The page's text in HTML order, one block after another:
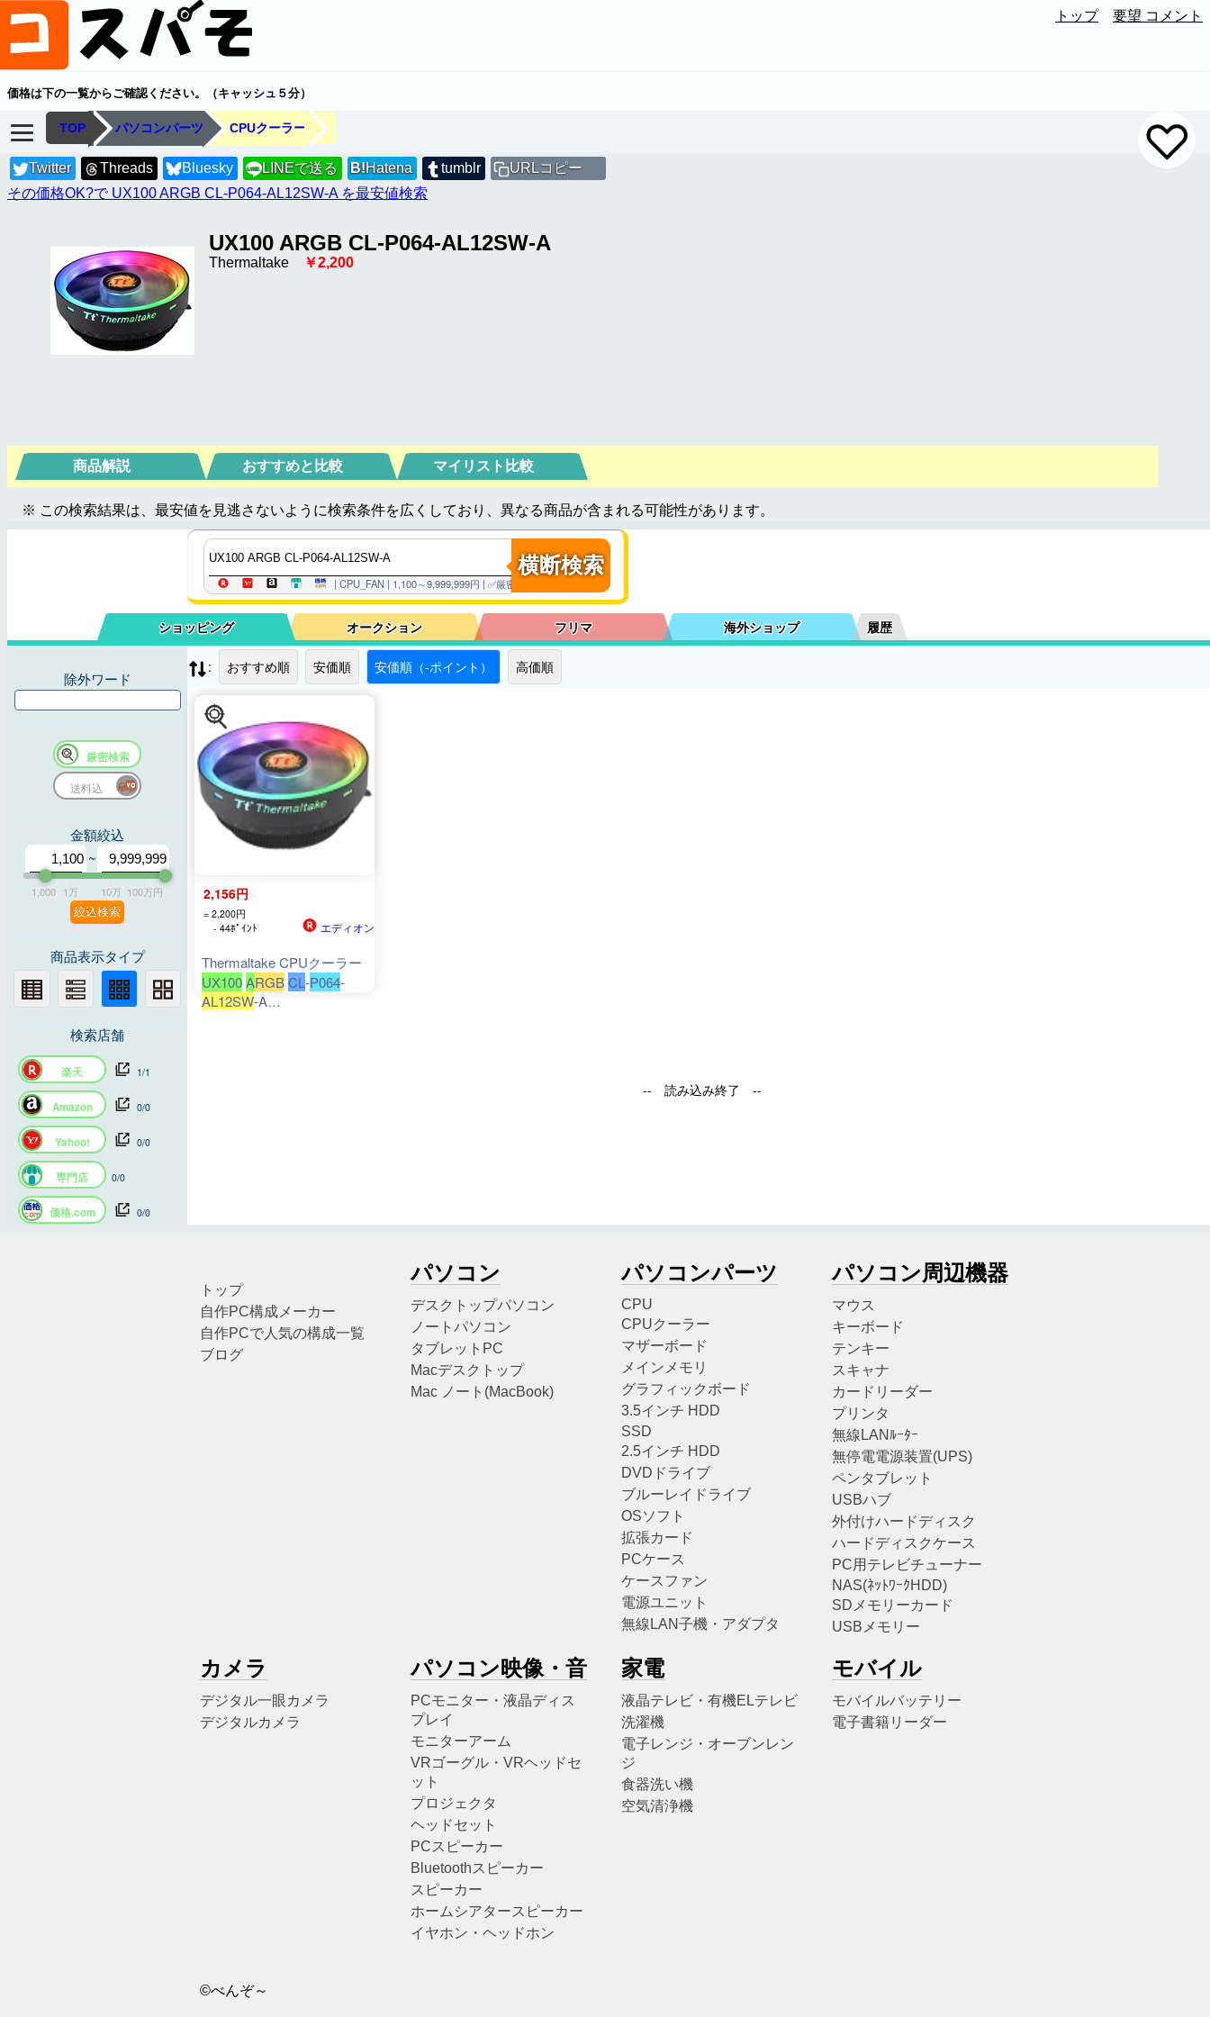
トップ 要望 コメント
価格は下の一覧からご確認ください。（キャッシュ５分）
TOP パソコンパーツ CPUクーラー
Twitter Threads Bluesky LINE LINEで送る B!Hatena tumblr
URLコピー
その価格OK?で UX100 ARGB CL-P064-AL12SW-A を最安値検索
UX100 ARGB CL-P064-AL12SW-A
Thermaltake ￥2,200
商品解説 おすすめと比較 マイリスト比較
※ この検索結果は、最安値を見逃さないように検索条件を広くしており、異なる商品が含まれる可能性があります。
トップ
自作PC構成メーカー
自作PCで人気の構成一覧
ブログ
パソコン
デスクトップパソコン
ノートパソコン
タブレットPC
Macデスクトップ
Mac ノート(MacBook)
パソコンパーツ
CPU
CPUクーラー
マザーボード
メインメモリ
グラフィックボード
3.5インチ HDD
SSD
2.5インチ HDD
DVDドライブ
ブルーレイドライブ
OSソフト
拡張カード
PCケース
ケースファン
電源ユニット
無線LAN子機・アダプタ
パソコン周辺機器
マウス
キーボード
テンキー
スキャナ
カードリーダー
プリンタ
無線LANﾙｰﾀｰ
無停電電源装置(UPS)
ペンタブレット
USBハブ
外付けハードディスク
ハードディスクケース
PC用テレビチューナー
NAS(ﾈｯﾄﾜｰｸHDD)
SDメモリーカード
USBメモリー
カメラ
デジタル一眼カメラ
デジタルカメラ
パソコン映像・音
PCモニター・液晶ディス
プレイ
モニターアーム
VRゴーグル・VRヘッドセ
ット
プロジェクタ
ヘッドセット
PCスピーカー
Bluetoothスピーカー
スピーカー
ホームシアタースピーカー
イヤホン・ヘッドホン
家電
液晶テレビ・有機ELテレビ
洗濯機
電子レンジ・オーブンレン
ジ
食器洗い機
空気清浄機
モバイル
モバイルバッテリー
電子書籍リーダー
©べんぞ～